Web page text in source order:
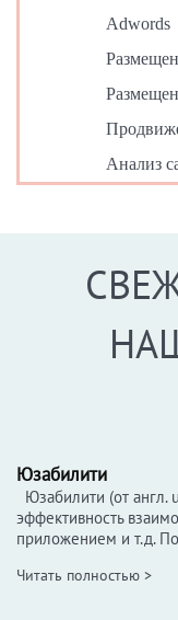
Adwords
Анализ
Юзабилити
Юзабилити (от англ.
эффективность
приложением и т.д.
Читать полностью >